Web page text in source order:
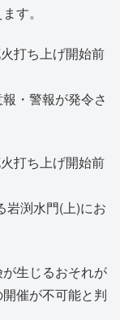
す。
打ち上げ開始前
・警報が発令さ
打ち上げ開始前
岩渕水門(上)にお
生じるおそれが
催が不可能と判